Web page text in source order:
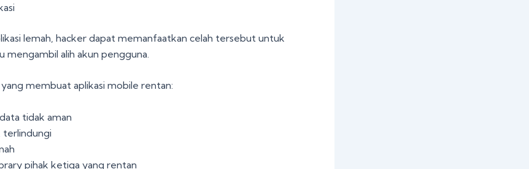
lemah, hacker dapat memanfaatkan celah tersebut untuk
mengambil alih akun pengguna.
membuat aplikasi mobile rentan:
tidak aman
terlindungi
pihak ketiga yang rentan